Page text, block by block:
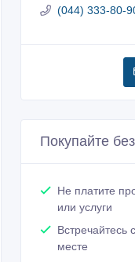
(044) 333-80-
Покупайте
Не платите
или услуги
Встречайтесь
месте